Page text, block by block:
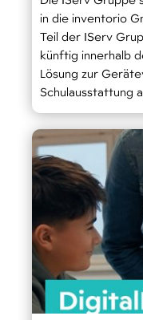
in die inventorio
Teil der IServ
künftig innerhalb
Lösung zur
Schulausstattung